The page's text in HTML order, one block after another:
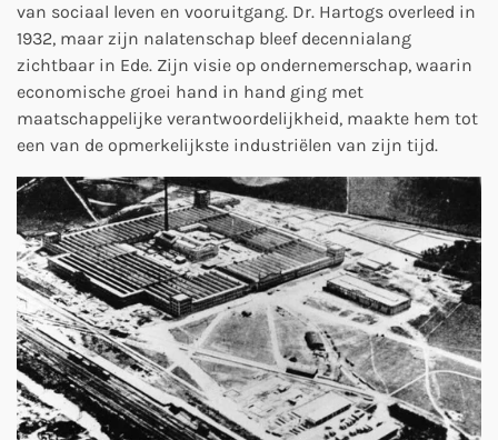
van sociaal leven en vooruitgang. Dr. Hartogs overleed in
1932, maar zijn nalatenschap bleef decennialang
zichtbaar in Ede. Zijn visie op ondernemerschap, waarin
economische groei hand in hand ging met
maatschappelijke verantwoordelijkheid, maakte hem tot
een van de opmerkelijkste industriëlen van zijn tijd.